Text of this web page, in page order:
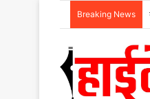
Breaking News